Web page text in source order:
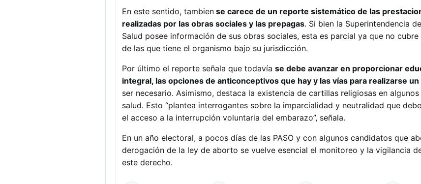
En este sentido, tambien se carece de un reporte sistemático de las
realizadas por las obras sociales y las prepagas. Si bien la Superintendencia
Salud posee información de sus obras sociales, esta es parcial ya que no
de las que tiene el organismo bajo su jurisdicción.
Por último el reporte señala que todavía se debe avanzar en proporcionar
integral, las opciones de anticonceptivos que hay y las vías para realizarse
ser necesario. Asimismo, destaca la existencia de cartillas religiosas en
salud. Esto “plantea interrogantes sobre la imparcialidad y neutralidad que
el acceso a la interrupción voluntaria del embarazo”, señala.
En un año electoral, a pocos días de las PASO y con algunos candidatos que
derogación de la ley de aborto se vuelve esencial el monitoreo y la vigilancia
este derecho.